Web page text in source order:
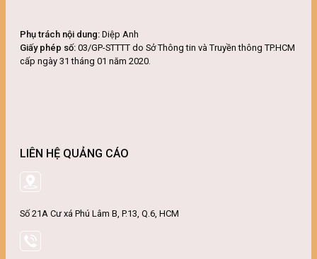
Phụ trách nội dung: Diệp Anh
Giấy phép số: 03/GP-STTTT do Sở Thông tin và Truyền thông TP.HCM
cấp ngày 31 tháng 01 năm 2020.
LIÊN HỆ QUẢNG CÁO
Số 21A Cư xá Phú Lâm B, P.13, Q.6, HCM